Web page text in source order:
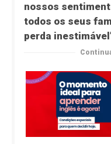
nossos
todos os seus
perda